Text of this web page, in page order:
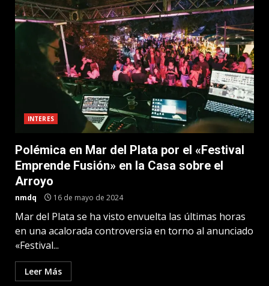
INTERES
Polémica en Mar del Plata por el «Festival
Emprende Fusión» en la Casa sobre el
Arroyo
nmdq 16 de mayo de 2024
Mar del Plata se ha visto envuelta las últimas horas
en una acalorada controversia en torno al anunciado
«Festival...
Leer Más